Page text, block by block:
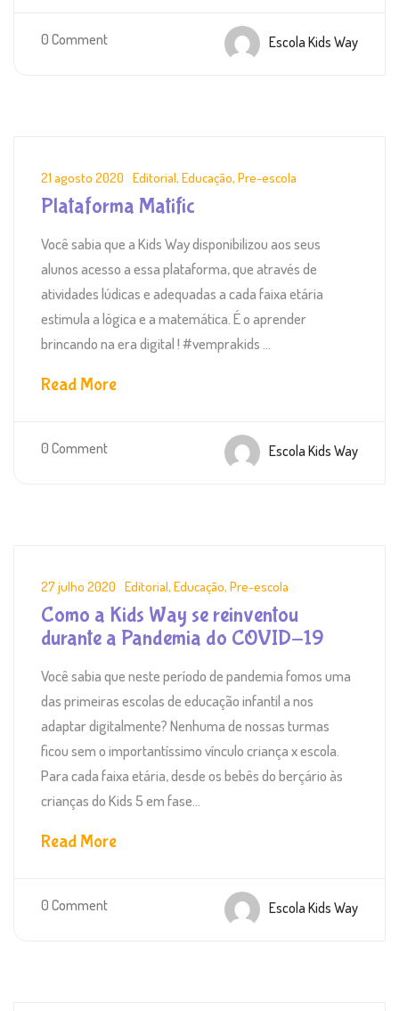
0 Comment Escola Kids Way
21 agosto 2020 Editorial, Educação, Pre-escola
Plataforma Matific
Você sabia que a Kids Way disponibilizou aos seus
alunos acesso a essa plataforma, que através de
atividades lúdicas e adequadas a cada faixa etária
estimula a lógica e a matemática. É o aprender
brincando na era digital ! #vemprakids ...
Read More
0 Comment Escola Kids Way
27 julho 2020 Editorial, Educação, Pre-escola
Como a Kids Way se reinventou
durante a Pandemia do COVID-19
Você sabia que neste período de pandemia fomos uma
das primeiras escolas de educação infantil a nos
adaptar digitalmente? Nenhuma de nossas turmas
ficou sem o importantíssimo vínculo criança x escola.
Para cada faixa etária, desde os bebês do berçário às
crianças do Kids 5 em fase...
Read More
0 Comment Escola Kids Way